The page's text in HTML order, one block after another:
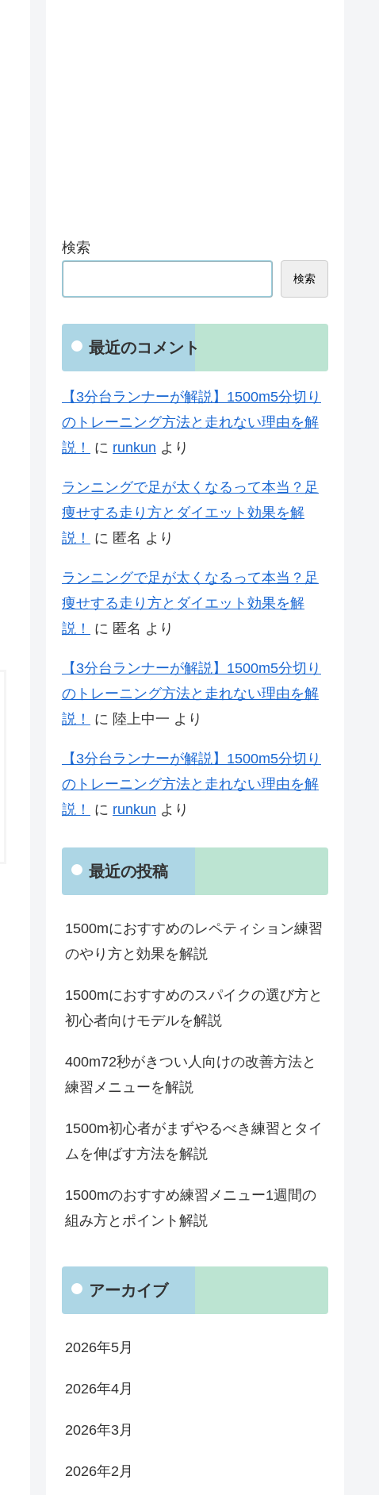
検索
検索
最近のコメント
【3分台ランナーが解説】1500m5分切り
のトレーニング方法と走れない理由を解
説！
に runkun より
ランニングで足が太くなるって本当？足
痩せする走り方とダイエット効果を解
説！
に 匿名 より
ランニングで足が太くなるって本当？足
痩せする走り方とダイエット効果を解
説！
に 匿名 より
【3分台ランナーが解説】1500m5分切り
のトレーニング方法と走れない理由を解
説！
に 陸上中一 より
【3分台ランナーが解説】1500m5分切り
のトレーニング方法と走れない理由を解
説！
に runkun より
最近の投稿
1500mにおすすめのレペティション練習
のやり方と効果を解説
1500mにおすすめのスパイクの選び方と
初心者向けモデルを解説
400m72秒がきつい人向けの改善方法と
練習メニューを解説
1500m初心者がまずやるべき練習とタイ
ムを伸ばす方法を解説
1500mのおすすめ練習メニュー1週間の
組み方とポイント解説
アーカイブ
2026年5月
2026年4月
2026年3月
2026年2月